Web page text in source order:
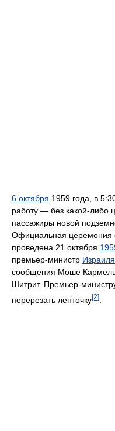
6 октября 1959 года, в
работу — без какой-либо
пассажиры новой
Официальная церемония
проведена 21 октября
премьер-министр Израиля
сообщения Моше Кармель
Шитрит. Премьер-
перерезать ленточку[2]